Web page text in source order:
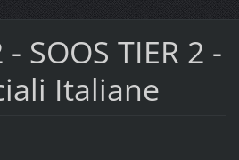
- SOOS TIER 2 -
Italiane